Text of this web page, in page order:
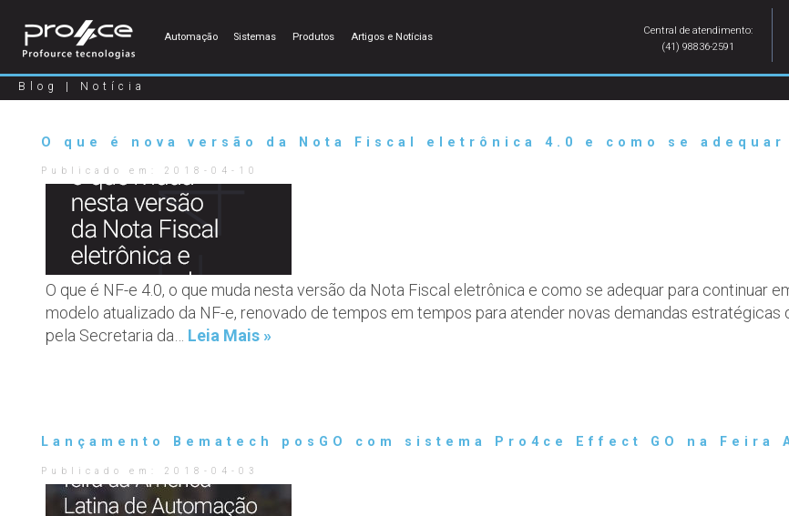
Automação Sistemas Produtos Artigos e Notícias
Central de atendimento:
(41) 98836-2591
Blog | Notícia
O que é nova versão da Nota Fiscal eletrônica 4.0 e como se adequar
Publicado em: 2018-04-10
O que é NF-e 4.0, o que muda nesta versão da Nota Fiscal eletrônica e como se adequar para continuar
modelo atualizado da NF-e, renovado de tempos em tempos para atender novas demandas
pela Secretaria da… Leia Mais »
Lançamento Bematech posGO com sistema Pro4ce Effect GO na Feira
Publicado em: 2018-04-03